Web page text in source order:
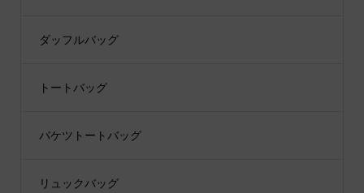
ダッフルバッグ
トートバッグ
バケツトートバッグ
リュックバッグ